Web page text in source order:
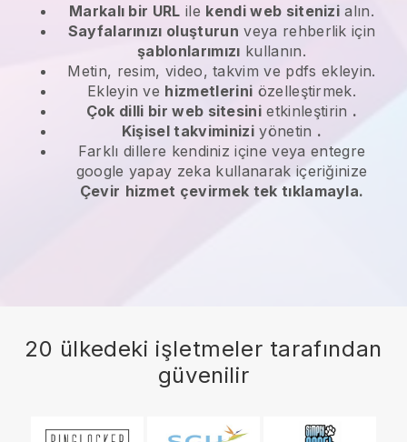
Markalı bir URL ile kendi web sitenizi alın.
Sayfalarınızı oluşturun veya rehberlik için
şablonlarımızı kullanın.
Metin, resim, video, takvim ve pdfs ekleyin.
Ekleyin ve hizmetlerini özelleştirmek.
Çok dilli bir web sitesini etkinleştirin .
Kişisel takviminiziyönetin .
Farklı dillere kendiniz içine veya entegre
google yapay zeka kullanarak içeriğinize
Çevir hizmet çevirmek tek tıklamayla.
20 ülkedeki işletmeler tarafından
güvenilir